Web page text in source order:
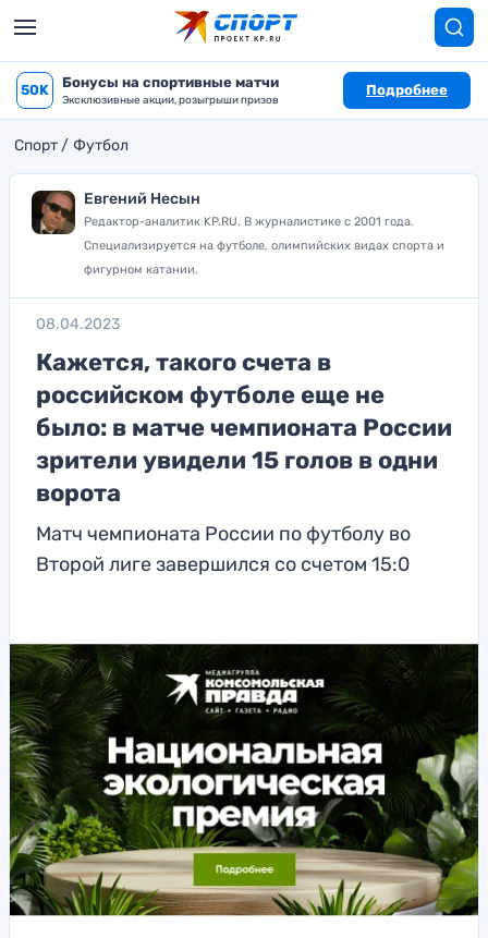
50K Бонусы на спортивные матчи
Эксклюзивные акции, розыгрыши призов
Подробнее
Спорт Футбол
Евгений Несын
Редактор-аналитик KP.RU. В журналистике с 2001 года.
Специализируется на футболе, олимпийских видах спорта и
фигурном катании.
08.04.2023
Кажется, такого счета в
российском футболе еще не
было: в матче чемпионата России
зрители увидели 15 голов в одни
ворота
Матч чемпионата России по футболу во
Второй лиге завершился со счетом 15:0